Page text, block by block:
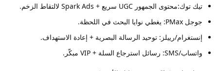
تيك توك:محتوى الجمهور UGC سريع + Spark Ads لالتقاط الزخم.
جوجل PMax: يغطي نوايا البحث في اللحظة.
إنستغرام/رييلز: توحيد الرسالة البصرية + إعادة الاستهداف.
واتساب/SMS: رسائل استرجاع السلة + VIP مبكّر.